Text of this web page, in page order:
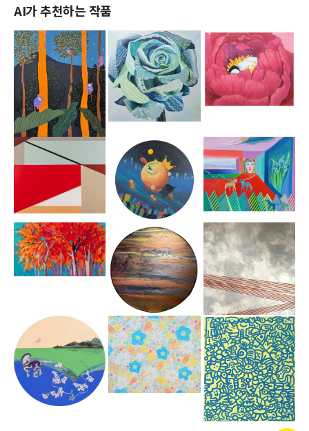
AI가 추천하는 작품